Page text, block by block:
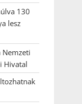
130
lesz
Nemzeti
Hivatal